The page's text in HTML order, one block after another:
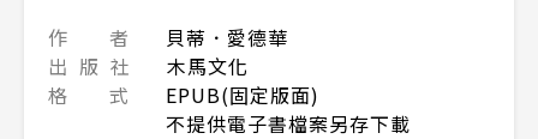
作 者
貝蒂．愛德華
出 版 社
木馬文化
格 式
EPUB(固定版面)
不提供電子書檔案另存下載